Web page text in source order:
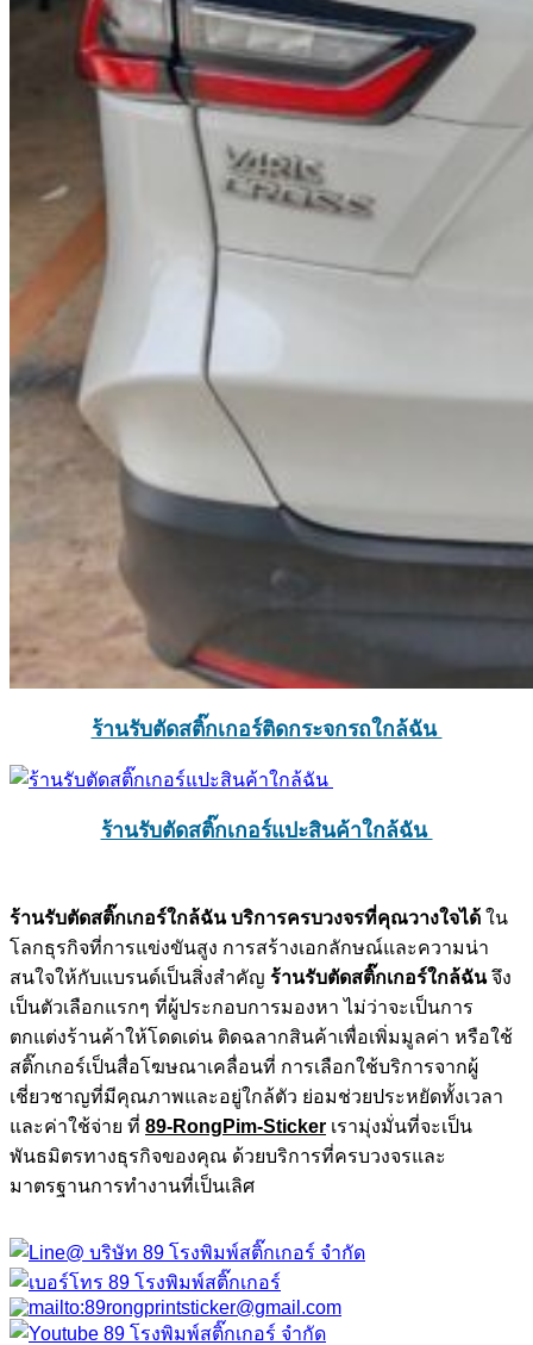
ร้านรับตัดสติ๊กเกอร์ติดกระจกรถใกล้ฉัน
ร้านรับตัดสติ๊กเกอร์แปะสินค้าใกล้ฉัน
ร้านรับตัดสติ๊กเกอร์ใกล้ฉัน บริการครบวงจรที่คุณวางใจได้ ใน
โลกธุรกิจที่การแข่งขันสูง การสร้างเอกลักษณ์และความน่า
สนใจให้กับแบรนด์เป็นสิ่งสำคัญ ร้านรับตัดสติ๊กเกอร์ใกล้ฉันจึง
เป็นตัวเลือกแรกๆ ที่ผู้ประกอบการมองหา ไม่ว่าจะเป็นการ
ตกแต่งร้านค้าให้โดดเด่น ติดฉลากสินค้าเพื่อเพิ่มมูลค่า หรือใช้
สติ๊กเกอร์เป็นสื่อโฆษณาเคลื่อนที่ การเลือกใช้บริการจากผู้
เชี่ยวชาญที่มีคุณภาพและอยู่ใกล้ตัว ย่อมช่วยประหยัดทั้งเวลา
และค่าใช้จ่าย ที่ 89-RongPim-Sticker เรามุ่งมั่นที่จะเป็น
พันธมิตรทางธุรกิจของคุณ ด้วยบริการที่ครบวงจรและ
มาตรฐานการทำงานที่เป็นเลิศ